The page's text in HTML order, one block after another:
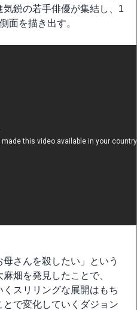
鋭の若手俳優が集結し、1
面を描き出す。
さんを殺したい」という
畑を発見したことで、
スリリングな展開はもち
で変化していくダジョン